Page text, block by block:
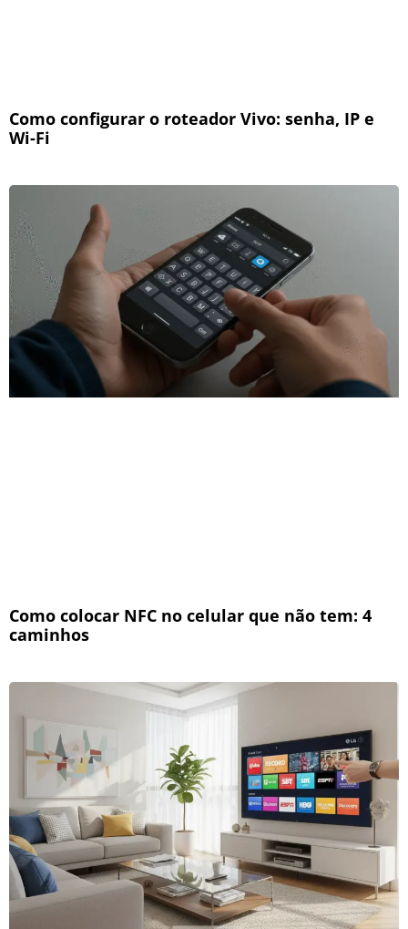
Como configurar o roteador Vivo: senha, IP e
Wi-Fi
Como colocar NFC no celular que não tem: 4
caminhos